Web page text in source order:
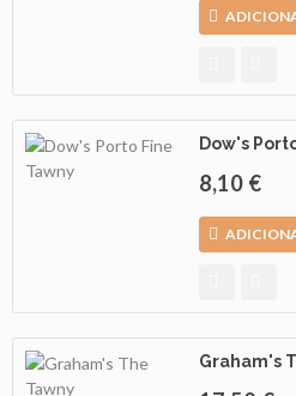
Dow's
8,10 €
Graham's